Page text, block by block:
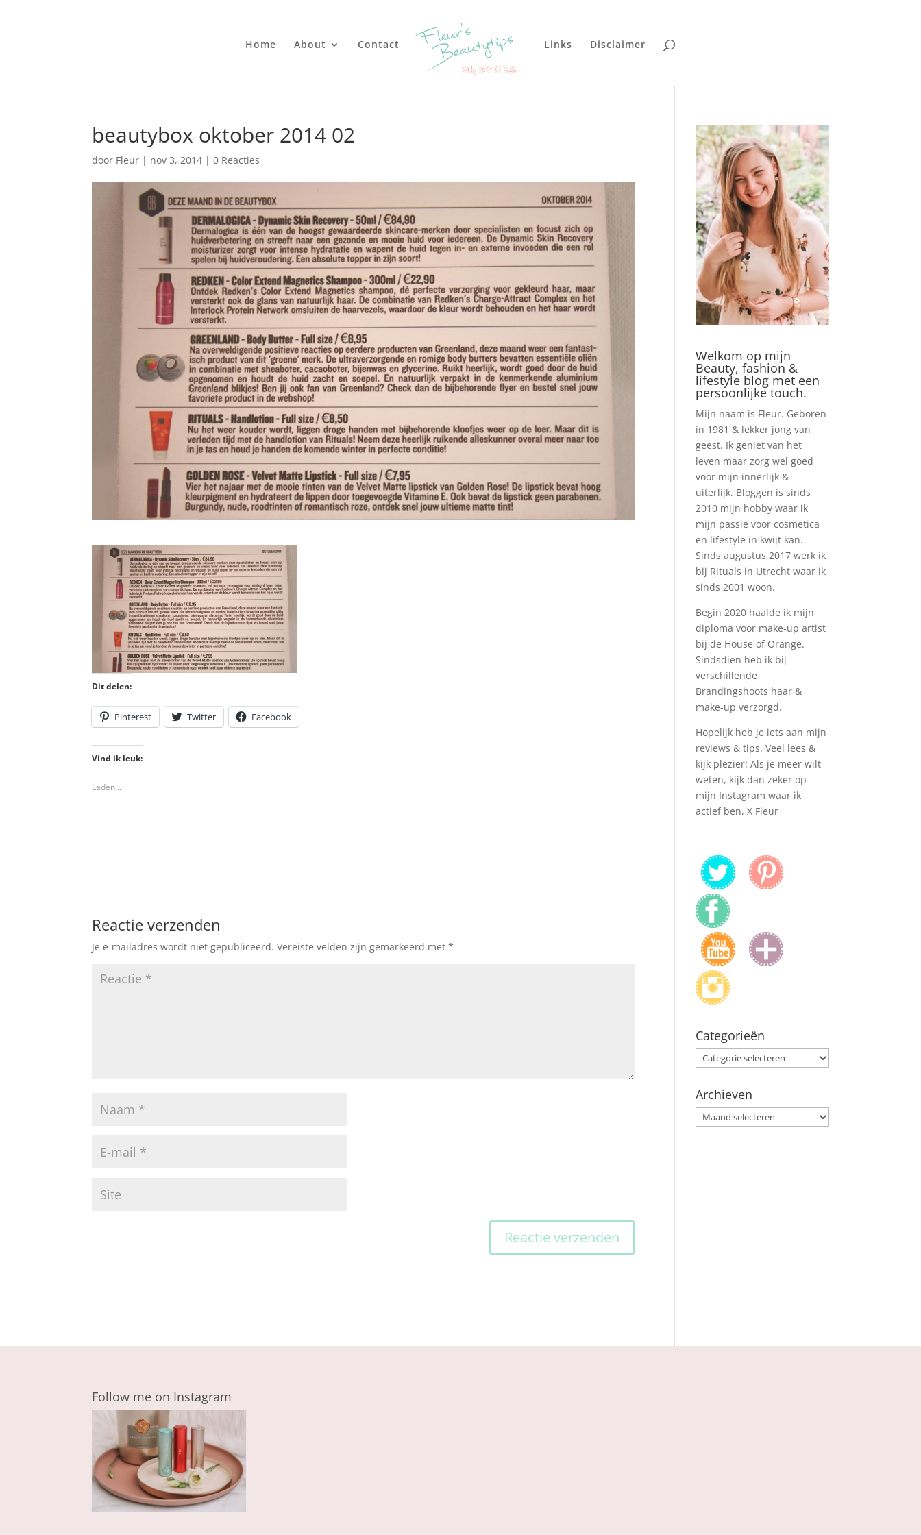
Home About Contact Links Disclaimer
beautybox oktober 2014 02
door Fleur | nov 3, 2014 |0 Reacties
Dit delen:
Pinterest Twitter Facebook
Vind ik leuk:
Laden...
Reactie verzenden
Je e-mailadres wordt niet gepubliceerd. Vereiste velden zijn gemarkeerd met*
Welkom op mijn
Beauty, fashion &
lifestyle blog met een
persoonlijke touch.
Mijn naam is Fleur. Geboren
in 1981 & lekker jong van
geest. Ik geniet van het
leven maar zorg wel goed
voor mijn innerlijk &
uiterlijk. Bloggen is sinds
2010 mijn hobby waar ik
mijn passie voor cosmetica
en lifestyle in kwijt kan.
Sinds augustus 2017 werk ik
bij Rituals in Utrecht waar ik
sinds 2001 woon.
Begin 2020 haalde ik mijn
diploma voor make-up artist
bij de House of Orange.
Sindsdien heb ik bij
verschillende
Brandingshoots haar &
make-up verzorgd.
Hopelijk heb je iets aan mijn
reviews & tips. Veel lees &
kijk plezier! Als je meer wilt
weten, kijk dan zeker op
mijn Instagram waar ik
actief ben, X Fleur
Categorieën
Categorieën
Archieven
Archieven
Follow me on Instagram